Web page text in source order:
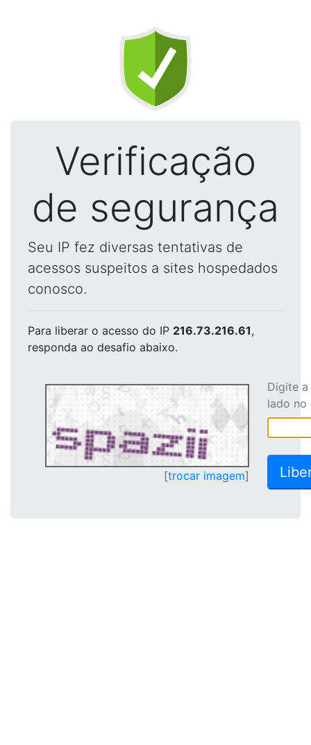
Verificação
de segurança
Seu IP fez diversas tentativas de
acessos suspeitos a sites hospedados
conosco.
Para liberar o acesso do IP 216.73.216.61,
responda ao desafio abaixo.
[trocar imagem]
Digite
lado no